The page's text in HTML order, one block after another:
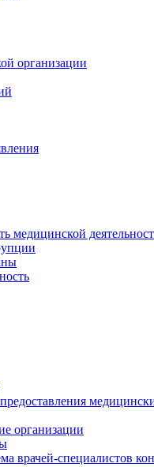
организации
медицинской
организации
врачей-специалистов